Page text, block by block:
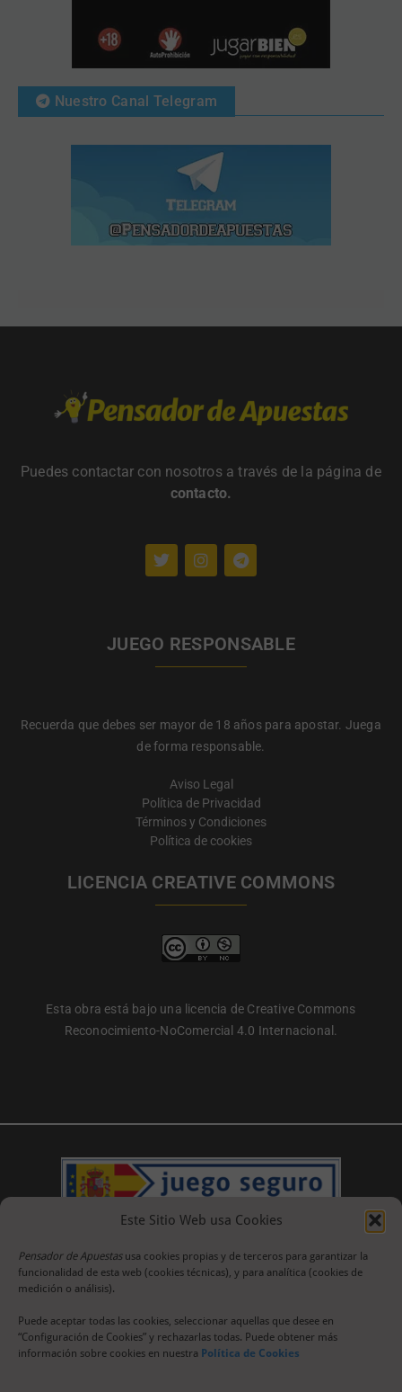
Este Sitio Web usa Cookies
Pensador de Apuestas usa cookies propias y de terceros para garantizar la
funcionalidad de esta web (cookies técnicas), y para analítica (cookies de
medición o análisis).
Puede aceptar todas las cookies, seleccionar aquellas que desee en
“Configuración de Cookies” y rechazarlas todas. Puede obtener más
información sobre cookies en nuestra Política de Cookies
Nuestro Canal Telegram
Puedes contactar con nosotros a través de la página de
contacto.
JUEGO RESPONSABLE
Recuerda que debes ser mayor de 18 años para apostar. Juega
de forma responsable.
Aviso Legal
Política de Privacidad
Términos y Condiciones
Política de cookies
LICENCIA CREATIVE COMMONS
Esta obra está bajo una licencia de Creative Commons
Reconocimiento-NoComercial 4.0 Internacional.